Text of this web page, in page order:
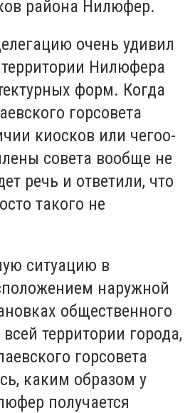
района Нилюфер.
очень удивил
Нилюфера
форм. Когда
горсовета
киосков или чегоо-
совета вообще не
речь и ответили, что
такого не
ситуацию в
наружной
общественного
территории города,
горсовета
каким образом у
получается